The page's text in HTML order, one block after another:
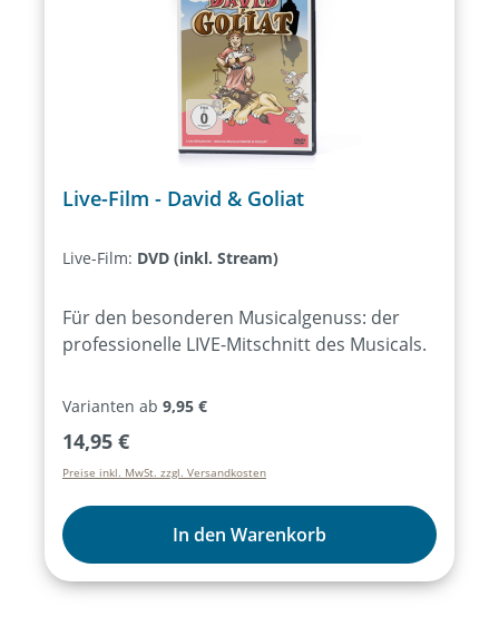
Live-Film - David & Goliat
Live-Film: DVD (inkl. Stream)
Für den besonderen Musicalgenuss: der
professionelle LIVE-Mitschnitt des Musicals.
Varianten ab 9,95 €
Regulärer Preis:
14,95 €
Preise inkl. MwSt. zzgl. Versandkosten
In den Warenkorb